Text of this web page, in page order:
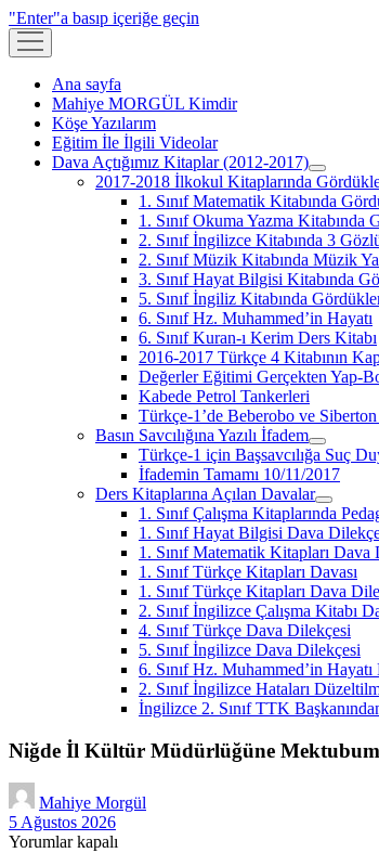
"Enter"a basıp içeriğe geçin
menüyü
aç
Ana sayfa
Mahiye MORGÜL Kimdir
Köşe Yazılarım
Eğitim İle İlgili Videolar
Dava Açtığımız Kitaplar (2012-2017)
menüyü
aç
2017-2018 İlkokul Kitaplarında
1. Sınıf Matematik Kitabında
1. Sınıf Okuma Yazma Kitabında
2. Sınıf İngilizce Kitabında 3
2. Sınıf Müzik Kitabında Müzik
3. Sınıf Hayat Bilgisi Kitabında
5. Sınıf İngiliz Kitabında
6. Sınıf Hz. Muhammed’in Hayatı
6. Sınıf Kuran-ı Kerim Ders Kitabı
2016-2017 Türkçe 4 Kitabının
Değerler Eğitimi Gerçekten Yap-
Kabede Petrol Tankerleri
Türkçe-1’de Beberobo ve
Basın Savcılığına Yazılı İfadem
menüyü
aç
Türkçe-1 için Başsavcılığa Suç
İfademin Tamamı 10/11/2017
Ders Kitaplarına Açılan Davalar
menüyü
aç
1. Sınıf Çalışma Kitaplarında
1. Sınıf Hayat Bilgisi Dava
1. Sınıf Matematik Kitapları Dava
1. Sınıf Türkçe Kitapları Davası
1. Sınıf Türkçe Kitapları Dava
2. Sınıf İngilizce Çalışma Kitabı
4. Sınıf Türkçe Dava Dilekçesi
5. Sınıf İngilizce Dava Dilekçesi
6. Sınıf Hz. Muhammed’in Hayatı
2. Sınıf İngilizce Hataları
İngilizce 2. Sınıf TTK
Niğde İl Kültür Müdürlüğüne Mektubum
Mahiye Morgül
5 Ağustos 2026
Yorumlar kapalı